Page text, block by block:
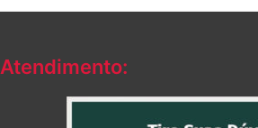
Atendimento: